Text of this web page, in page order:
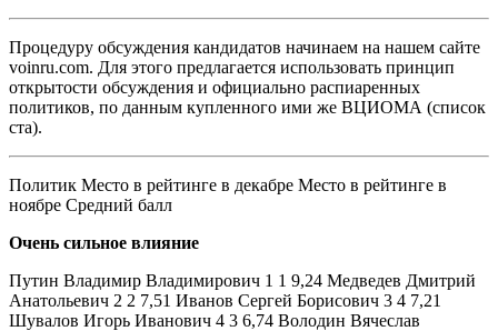
Процедуру обсуждения кандидатов начинаем на нашем сайте
voinru.com. Для этого предлагается использовать принцип
открытости обсуждения и официально распиаренных
политиков, по данным купленного ими же ВЦИОМА (список
ста).
Политик Место в рейтинге в декабре Место в рейтинге в
ноябре Средний балл
Очень сильное влияние
Путин Владимир Владимирович 1 1 9,24 Медведев Дмитрий
Анатольевич 2 2 7,51 Иванов Сергей Борисович 3 4 7,21
Шувалов Игорь Иванович 4 3 6,74 Володин Вячеслав